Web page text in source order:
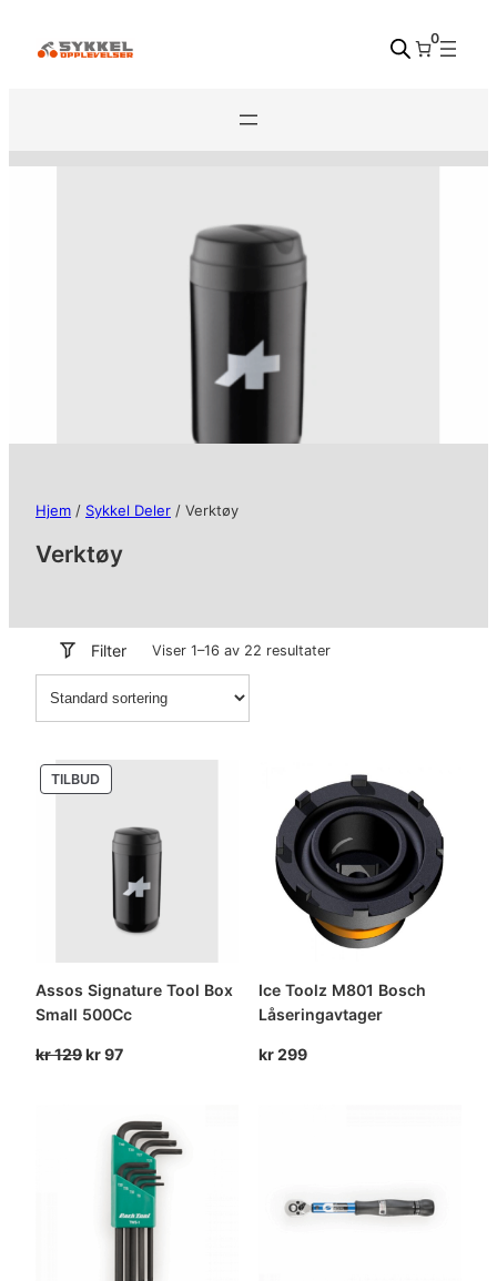
0
Hjem / Sykkel Deler / Verktøy
Verktøy
Filter Viser 1–16 av 22 resultater
TILBUDPRODUKT
PÅ
Assos Signature Tool Box
Small 500Cc
kr129Opprinnelig
kr 129.
kr97Nåværende
kr 97.
Ice Toolz M801 Bosch
Låseringavtager
kr299